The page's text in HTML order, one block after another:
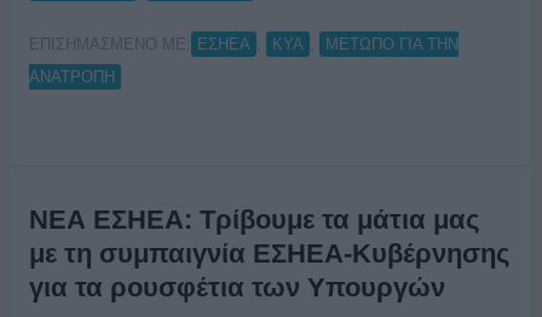
ΕΠΙΣΗΜΑΣΜΕΝΟ ΜΕ: ΕΣΗΕΑ ΚΥΑ
ΜΕΤΩΠΟ ΓΙΑ ΤΗΝ
ΑΝΑΤΡΟΠΗ
ΝΕΑ ΕΣΗΕΑ: Τρίβουμε τα μάτια μας
με τη συμπαιγνία ΕΣΗΕΑ-Κυβέρνησης
για τα ρουσφέτια των Υπουργών